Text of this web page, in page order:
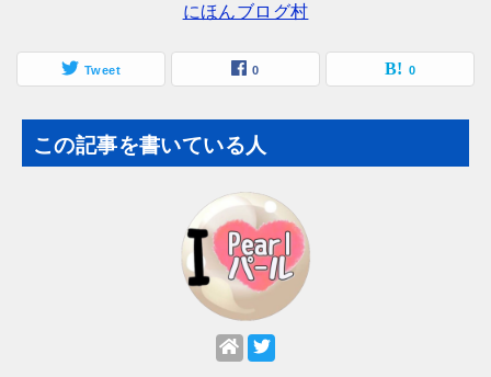
にほんブログ村
Tweet 0 0
この記事を書いている人